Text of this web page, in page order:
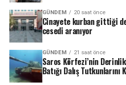
GÜNDEM 20 saat önce
Cinayete kurban gittiği
cesedi aranıyor
GÜNDEM 21 saat önce
Saros Körfezi’nin
Batığı Dalış